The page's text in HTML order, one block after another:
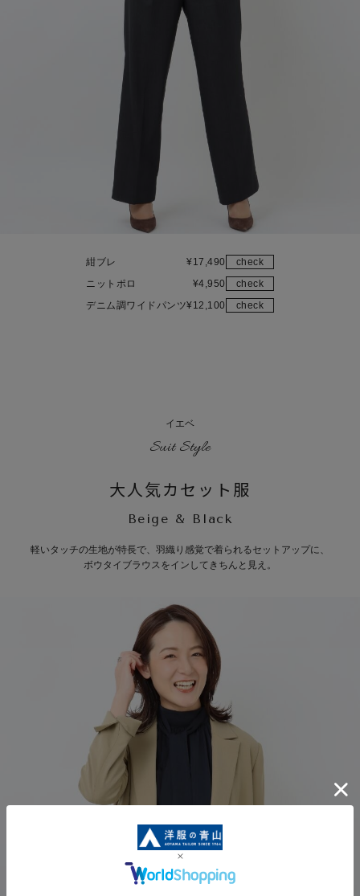
紺ブレ ¥17,490
check
ニットポロ
¥4,950
check
デニム調ワイドパンツ¥12,100 check
イエベ
Suit Style
大人気カセット服
Beige & Black
軽いタッチの生地が特長で、羽織り感覚で着られるセットアップに、
ボウタイブラウスをインしてきちんと見え。